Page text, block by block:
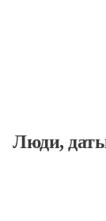
Люди,